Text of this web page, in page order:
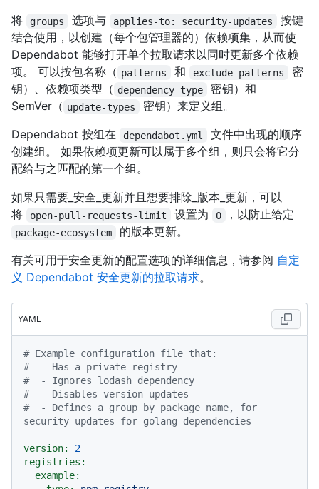
将
groups 选项与 applies-to: security-updates
按键
结合使用，以创建（每个包管理器的）依赖项集，从而使
Dependabot 能够打开单个拉取请求以同时更新多个依赖
项。 可以按包名称（ patterns 和 exclude-patterns
密
钥）、依赖项类型（ dependency-type
密钥）和
SemVer（ update-types
密钥）来定义组。
Dependabot 按组在
dependabot.yml
文件中出现的顺序
创建组。 如果依赖项更新可以属于多个组，则只会将它分
配给与之匹配的第一个组。
如果只需要_安全_更新并且想要排除_版本_更新，可以
将
open-pull-requests-limit 设置为 0 ，以防止给定
package-ecosystem
的版本更新。
有关可用于安全更新的配置选项的详细信息，请参阅 自定
义 Dependabot 安全更新的拉取请求。
YAML
# Example configuration file that:
#  - Has a private registry
#  - Ignores lodash dependency
#  - Disables version-updates
#  - Defines a group by package name, for
security updates for golang dependencies
version:
2
registries:
example: